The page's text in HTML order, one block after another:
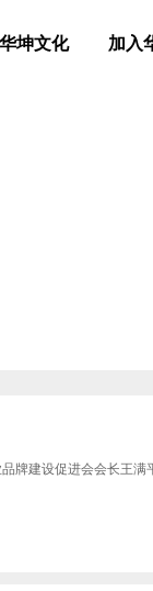
华坤文化 加入
牌建设促进会会长王满